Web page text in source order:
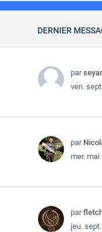
DERNIER
par
ven.
par
mer. mai
par
jeu.